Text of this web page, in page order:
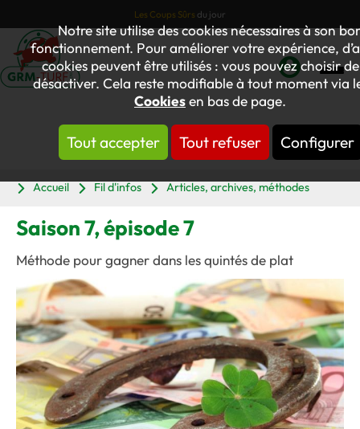
Notre site utilise des cookies nécessaires à son
fonctionnement. Pour améliorer votre expérience,
cookies peuvent être utilisés : vous pouvez choisir
désactiver. Cela reste modifiable à tout moment via
Cookiesen bas de page.
Tout accepter Tout refuser Configurer
Les Coups Sûrs du jour
Mon
compte
Accueil
Fil d'infos Articles, archives, méthodes
Saison 7, épisode 7
Méthode pour gagner dans les quintés de plat